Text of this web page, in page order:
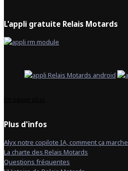
L'appli gratuite Relais Motards
Plus d'infos
Alyx notre copilote IA, comment ça marche
La charte des Relais Motards
Questions fréquentes